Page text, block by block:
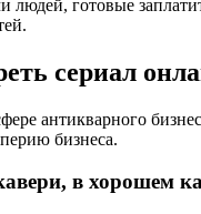
людей, готовые
сериал
антикварного
бизнеса.
в хорошем